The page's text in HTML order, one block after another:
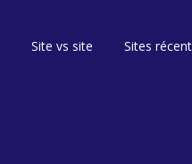
Site vs site Sites